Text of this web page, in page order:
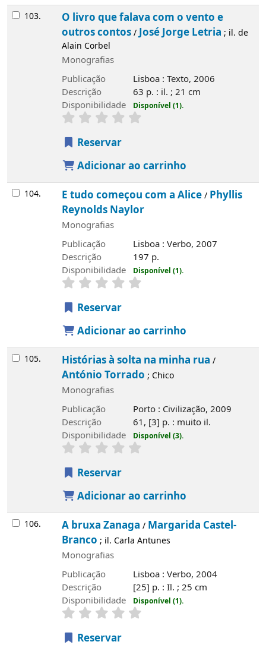
103.
O livro que falava com o vento e
outros contos/José Jorge Letria ; il. de
Alain Corbel
Monografias
Publicação
Lisboa : Texto, 2006
Descrição
63 p. : il. ; 21 cm
Disponibilidade
Disponível (1).
Reservar
Adicionar ao carrinho
104. E tudo começou com a Alice/ Phyllis
Reynolds Naylor
Monografias
Publicação
Lisboa : Verbo, 2007
Descrição
197 p.
Disponibilidade
Disponível (1).
Reservar
Adicionar ao carrinho
105. Histórias à solta na minha rua /
António Torrado ; Chico
Monografias
Publicação
Porto : Civilização, 2009
Descrição
61, [3] p. : muito il.
Disponibilidade
Disponível (3).
Reservar
Adicionar ao carrinho
106. A bruxa Zanaga / Margarida Castel-
Branco ; il. Carla Antunes
Monografias
Publicação
Lisboa : Verbo, 2004
Descrição
[25] p. : Il. ; 25 cm
Disponibilidade
Disponível (1).
Reservar